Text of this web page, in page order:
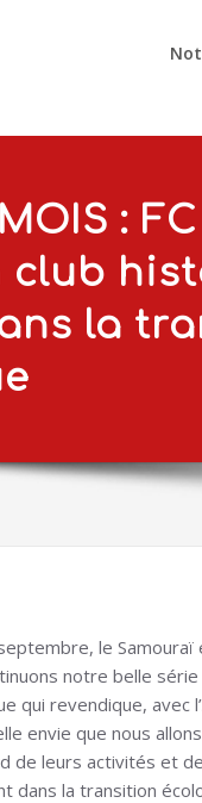
:
club
la
le
notre belle
qui revendique, avec
envie que nous
de leurs activités et
dans la transition